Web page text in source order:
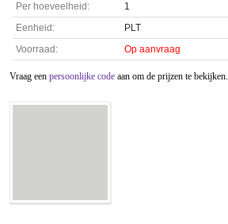
Per hoeveelheid:
1
Eenheid:
PLT
Voorraad:
Op aanvraag
Vraag een persoonlijke code aan om de prijzen te bekijken.